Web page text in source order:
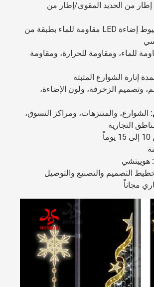
من الحديد المقوى/إطار من
خيوط إضاءة LED مقاومة للماء بطبقة من
ومقاومة للحرارة، ومقاومة
الشوارع المثبتة
الزخرفة، ولون الإضاءة،
والمتنزهات، ومراكز التسوق،
التجارية
التصميم والتصنيع والتوصيل